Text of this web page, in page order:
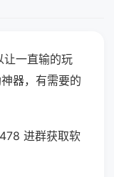
让一直输的玩
器，有需要的
进群获取软